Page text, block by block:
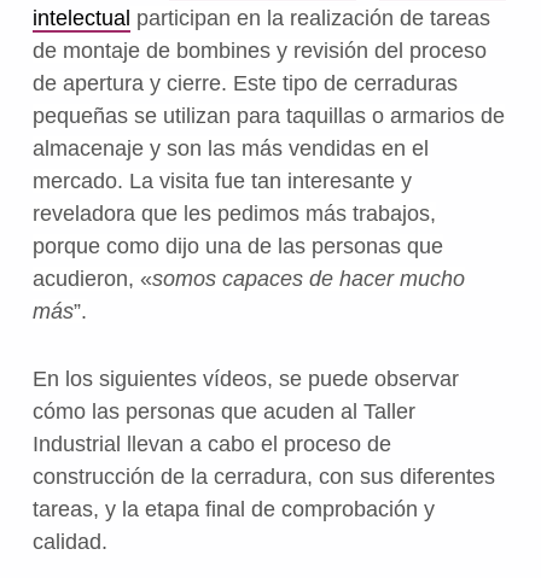
intelectual participan en la realización de tareas
de montaje de bombines y revisión del proceso
de apertura y cierre. Este tipo de cerraduras
pequeñas se utilizan para taquillas o armarios de
almacenaje y son las más vendidas en el
mercado. La visita fue tan interesante y
reveladora que les pedimos más trabajos,
porque como dijo una de las personas que
acudieron, «somos capaces de hacer mucho
más”.
En los siguientes vídeos, se puede observar
cómo las personas que acuden al Taller
Industrial llevan a cabo el proceso de
construcción de la cerradura, con sus diferentes
tareas, y la etapa final de comprobación y
calidad.